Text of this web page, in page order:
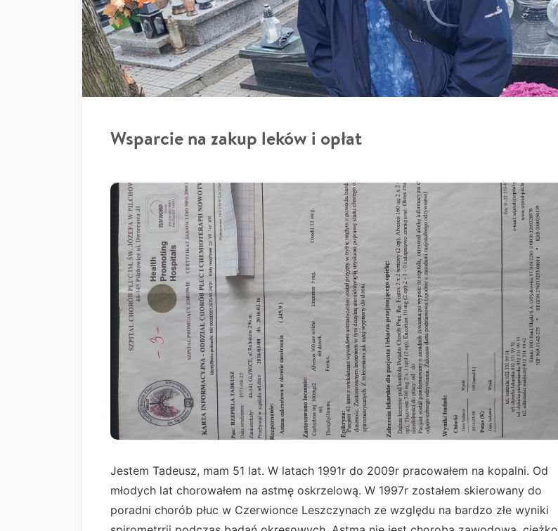
Wsparcie na zakup leków i opłat
Jestem Tadeusz, mam 51 lat. W latach 1991r do 2009r pracowałem na kopalni. Od
młodych lat chorowałem na astmę oskrzelową. W 1997r zostałem skierowany do
poradni chorób płuc w Czerwionce Leszczynach ze względu na bardzo złe wyniki